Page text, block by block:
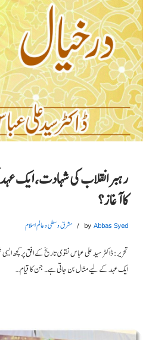
رہبر انقلاب کی شہادت، ایک
کا آغاز؟
by Abbas Syed مشرق وسطی و عالم اسلام
تحریر: ڈاکٹر سید علی عباس نقوی تاریخ کے افق پر کچھ
ایک عہد کے لیے مثال بن جاتی ہے۔ جن کا قیام…